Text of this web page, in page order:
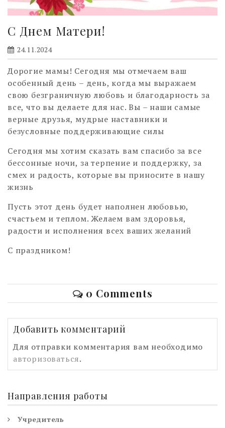
С Днем Матери!
24.11.2024
Дорогие мамы! Сегодня мы отмечаем ваш
особенный день – день, когда мы выражаем
свою безграничную любовь и благодарность за
все, что вы делаете для нас. Вы – наши самые
верные друзья, мудрые наставники и
безусловные поддерживающие силы
Сегодня мы хотим сказать вам спасибо за все
бессонные ночи, за терпение и поддержку, за
смех и радость, которые вы приносите в нашу
жизнь
Пусть этот день будет наполнен любовью,
счастьем и теплом. Желаем вам здоровья,
радости и исполнения всех ваших желаний
С праздником!
0 Comments
Добавить комментарий
Для отправки комментария вам необходимо
авторизоваться.
Направления работы
Учредитель